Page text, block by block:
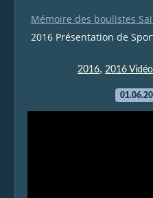
Mémoire des boulistes
2016 Présentation de
2016, 2016